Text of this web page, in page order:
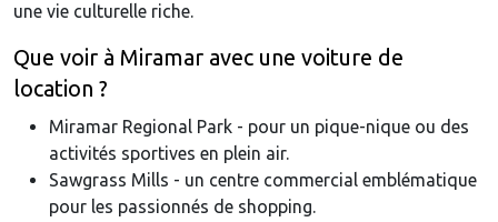
une vie culturelle riche.
Que voir à Miramar avec une voiture de
location ?
Miramar Regional Park - pour un pique-nique ou des
activités sportives en plein air.
Sawgrass Mills - un centre commercial emblématique
pour les passionnés de shopping.